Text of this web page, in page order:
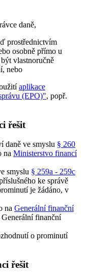
daně,
prostřednictvím
osobně přímo u
vlastnoručně
nebo
aplikace
(EPO)", popř.
řešit
daně ve smyslu § 260
na Ministerstvo financí
smyslu § 259a - 259c
ke správě
je žádáno, v
na Generální finanční
finanční
o prominutí
řešit